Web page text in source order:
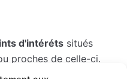
d'intéréts situés
proches de celle-ci.